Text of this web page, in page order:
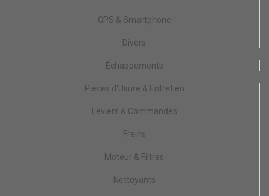
GPS & Smartphone
Divers
Échappements
Pièces d'Usure & Entretien
Leviers & Commandes
Freins
Moteur & Filtres
Nettoyants